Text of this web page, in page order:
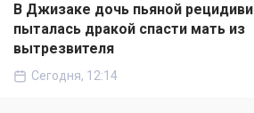
В Джизаке дочь пьяной
пыталась дракой спасти мать из
вытрезвителя
Сегодня, 12:14